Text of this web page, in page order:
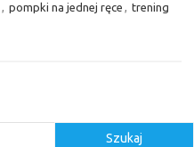
, pompki na jednej ręce , trening
Szukaj